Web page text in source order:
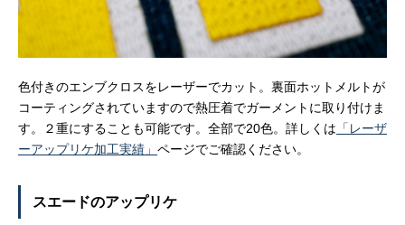
色付きのエンブクロスをレーザーでカット。裏面ホットメルトが
コーティングされていますので熱圧着でガーメントに取り付けま
す。２重にすることも可能です。全部で20色。詳しくは 「レーザ
ーアップリケ加工実績」 ページでご確認ください。
スエードのアップリケ